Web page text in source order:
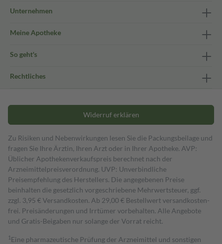
Unternehmen
Meine Apotheke
So geht's
Rechtliches
Widerruf erklären
Zu Risiken und Nebenwirkungen lesen Sie die Packungsbeilage und
fragen Sie Ihre Ärztin, Ihren Arzt oder in Ihrer Apotheke. AVP:
Üblicher Apothekenverkaufspreis berechnet nach der
Arzneimittelpreisverordnung. UVP: Unverbindliche
Preisempfehlung des Herstellers. Die angegebenen Preise
beinhalten die gesetzlich vorgeschriebene Mehrwertsteuer, ggf.
zzgl. 3,95 € Versandkosten. Ab 29,00 € Bestell­wert versand­kosten­
frei. Preisänderungen und Irrtümer vorbehalten. Alle Angebote
und Gratis-Beigaben nur solange der Vorrat reicht.
1 Eine pharmazeutische Prüfung der Arzneimittel und sonstigen